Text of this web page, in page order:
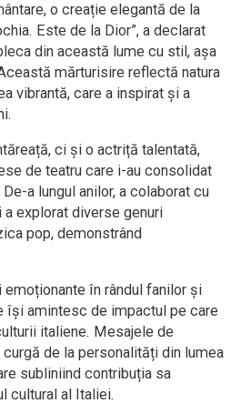
o creație elegantă de la
Este de la Dior”, a declarat
din această lume cu stil, așa
mărturisire reflectă natura
vibrantă, care a inspirat și a
ci și o actriță talentată,
de teatru care i-au consolidat
a lungul anilor, a colaborat cu
explorat diverse genuri
pop, demonstrând
în rândul fanilor și
își amintesc de impactul pe care
italiene. Mesajele de
de la personalități din lumea
subliniind contribuția sa
cultural al Italiei.